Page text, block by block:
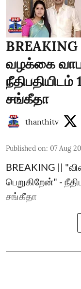
BREAKING
வழக்கை
நீதிபதியிடம்
சங்கீதா
thanthitv
Published on: 07 Aug
BREAKING ||
பெறுகிறேன்" -
சங்கீதா